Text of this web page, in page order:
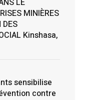
MINIÈRES
DES
Kinshasa,
sensibilise
contre